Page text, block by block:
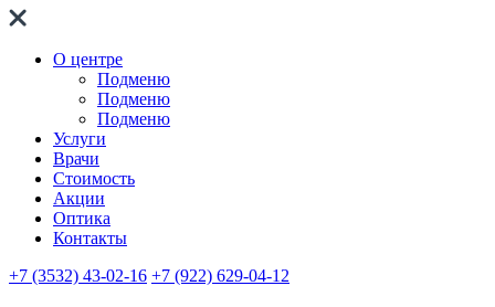
О центре
Подменю
Подменю
Подменю
Услуги
Врачи
Стоимость
Акции
Оптика
Контакты
+7 (3532) 43-02-16 +7 (922) 629-04-12